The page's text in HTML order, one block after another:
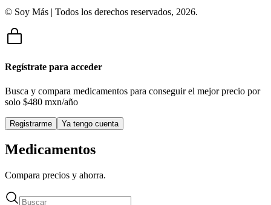
© Soy Más | Todos los derechos reservados, 2026.
Regístrate para acceder
Busca y compara medicamentos para conseguir el mejor precio por
solo $480 mxn/año
Registrarme Ya tengo cuenta
Medicamentos
Compara precios y ahorra.